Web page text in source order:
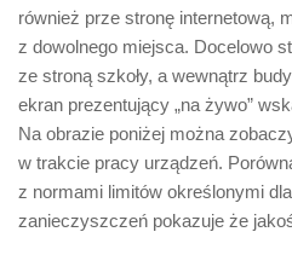
również prze stronę internetową,
z dowolnego miejsca. Docelowo
ze stroną szkoły, a wewnątrz
ekran prezentujący „na żywo”
Na obrazie poniżej można
w trakcie pracy urządzeń.
z normami limitów określonymi
zanieczyszczeń pokazuje że